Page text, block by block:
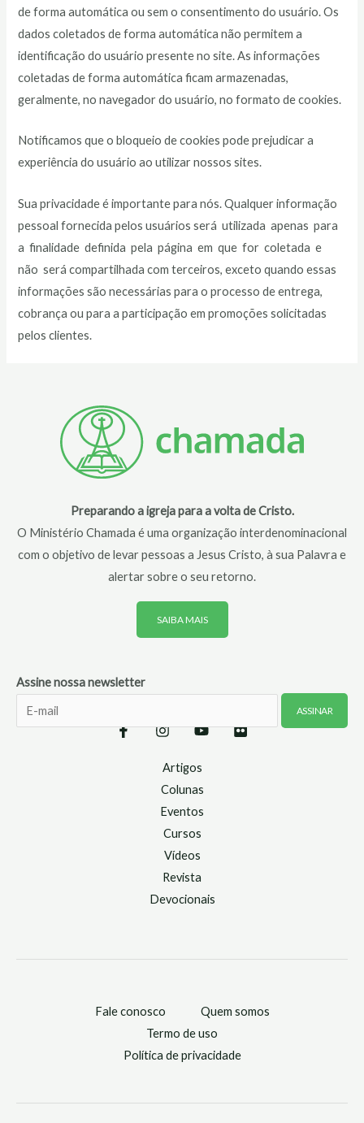
de forma automática ou sem o consentimento do usuário. Os
dados coletados de forma automática não permitem a
identificação do usuário presente no site. As informações
coletadas de forma automática ficam armazenadas,
geralmente, no navegador do usuário, no formato de cookies.
Notificamos que o bloqueio de cookies pode prejudicar a
experiência do usuário ao utilizar nossos sites.
Sua privacidade é importante para nós. Qualquer informação
pessoal fornecida pelos usuários será utilizada apenas para
a finalidade definida pela página em que for coletada e
não será compartilhada com terceiros, exceto quando essas
informações são necessárias para o processo de entrega,
cobrança ou para a participação em promoções solicitadas
pelos clientes.
Preparando a igreja para a volta de Cristo.
O Ministério Chamada é uma organização interdenominacional
com o objetivo de levar pessoas a Jesus Cristo, à sua Palavra e
alertar sobre o seu retorno.
SAIBA MAIS
Assine nossa newsletter
Artigos
Colunas
Eventos
Cursos
Vídeos
Revista
Devocionais
Fale conosco
Quem somos
Termo de uso
Política de privacidade